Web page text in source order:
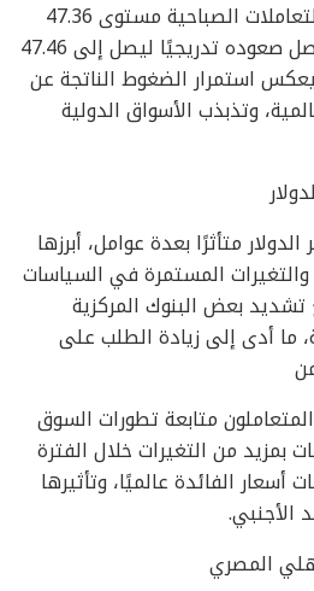
وسجل الدولار في بداية التعاملات الصباحية مستوى 47.36
جنيهًا للشراء، قبل أن يواصل صعوده تدريجيًا ليصل إلى 47.46
استمرار الضغوط الناتجة عن
وتذبذب الأسواق الدولية
متأثرًا بعدة عوامل، أبرزها
والتغيرات المستمرة في السياسات
تشديد بعض البنوك المركزية
ما أدى إلى زيادة الطلب على
متابعة تطورات السوق
من التغيرات خلال الفترة
أسعار الفائدة عالميًا، وتأثيرها
الأجنبي.
المصري